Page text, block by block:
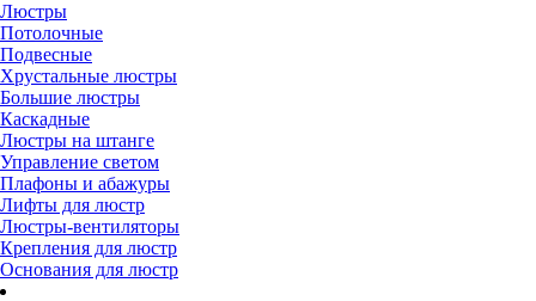
Люстры
Потолочные
Подвесные
Хрустальные люстры
Большие люстры
Каскадные
Люстры на штанге
Управление светом
Плафоны и абажуры
Лифты для люстр
Люстры-вентиляторы
Крепления для люстр
Основания для люстр